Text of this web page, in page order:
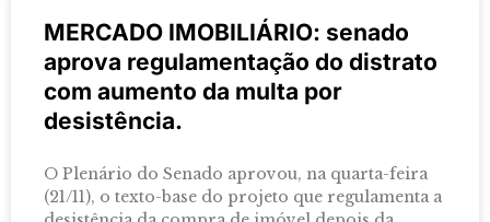
MERCADO IMOBILIÁRIO: senado
aprova regulamentação do distrato
com aumento da multa por
desistência.
O Plenário do Senado aprovou, na quarta-feira
(21/11), o texto-base do projeto que regulamenta a